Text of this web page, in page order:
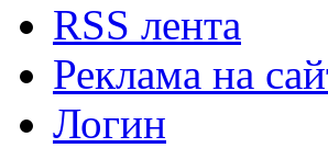
RSS лента
Реклама на
Логин